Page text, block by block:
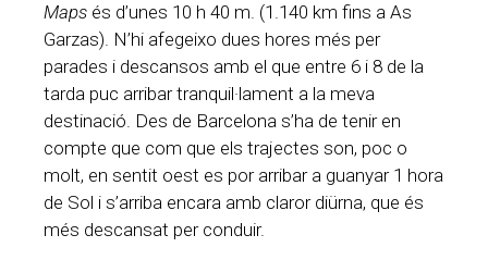
Maps és d’unes 10 h 40 m. (1.140 km fins a As
Garzas). N’hi afegeixo dues hores més per
parades i descansos amb el que entre 6 i 8 de la
tarda puc arribar tranquil·lament a la meva
destinació. Des de Barcelona s’ha de tenir en
compte que com que els trajectes son, poc o
molt, en sentit oest es por arribar a guanyar 1 hora
de Sol i s’arriba encara amb claror diürna, que és
més descansat per conduir.